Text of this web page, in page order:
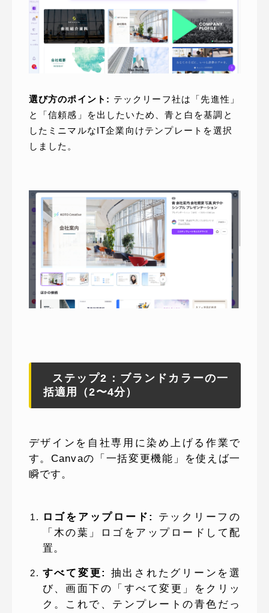
選び方のポイント: テックリーフ社は「先進性」
と「信頼感」を出したいため、青と白を基調と
したミニマルなIT企業向けテンプレートを選択
しました。
ステップ2：ブランドカラーの一
括適用（2〜4分）
デザインを自社専用に染め上げる作業で
す。Canvaの「一括変更機能」を使えば一
瞬です。
ロゴをアップロード:
テックリーフの
「木の葉」ロゴをアップロードして配
置。
すべて変更:
抽出されたグリーンを選
び、画面下の「すべて変更」をクリッ
ク。これで、テンプレートの青色だっ